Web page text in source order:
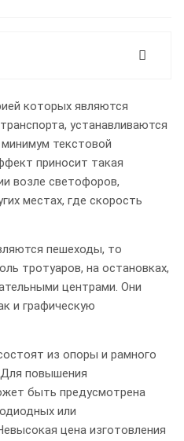
которых являются
устанавливаются
текстовой
приносит такая
возле светофоров,
местах, где скорость
пешеходы, то
тротуаров, на остановках,
центрами. Они
и графическую
из опоры и рамного
повышения
быть предусмотрена
или
цена изготовления